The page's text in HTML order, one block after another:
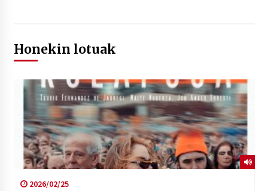
Honekin lotuak
2026/02/25